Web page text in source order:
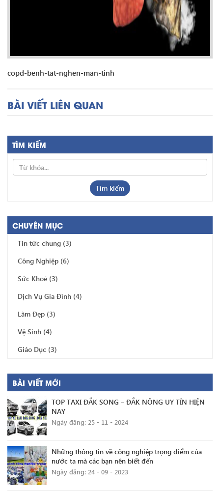
copd-benh-tat-nghen-man-tinh
BÀI VIẾT LIÊN QUAN
TÌM KIẾM
Tìm kiếm
CHUYÊN MỤC
Tin tức chung (3)
Công Nghiệp (6)
Sức Khoẻ (3)
Dịch Vụ Gia Đình (4)
Làm Đẹp (3)
Vệ Sinh (4)
Giáo Dục (3)
BÀI VIẾT MỚI
TOP TAXI ĐẮK SONG – ĐẮK NÔNG UY TÍN HIỆN
NAY
Ngày đăng: 25 - 11 - 2024
Những thông tin về công nghiệp trọng điểm của
nước ta mà các bạn nên biết đến
Ngày đăng: 24 - 09 - 2023